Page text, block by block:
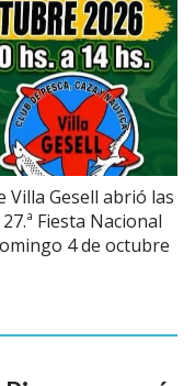
Villa Gesell abrió las
Fiesta Nacional
4 de octubre